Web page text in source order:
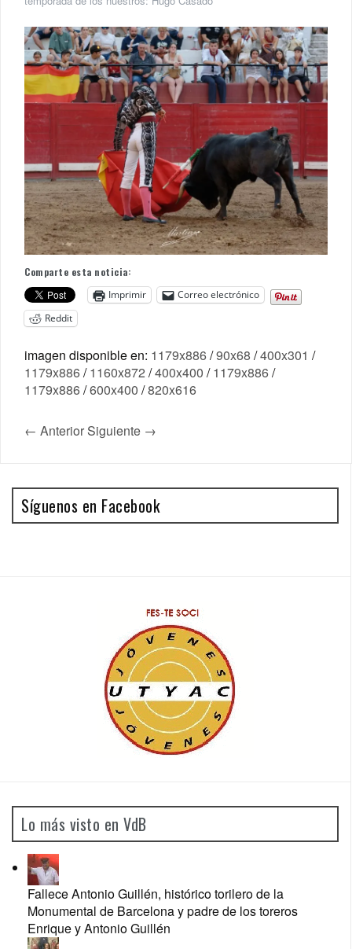
Comparte esta noticia:
Imprimir
Correo electrónico
Reddit
imagen disponible en: 1179x886/90x68 /400x301 /
1179x886/1160x872 /400x400 /1179x886/
1179x886/600x400 /820x616
← Anterior Siguiente →
Síguenos en Facebook
Lo más visto en VdB
Fallece Antonio Guillén, histórico torilero de la
Monumental de Barcelona y padre de los toreros
Enrique y Antonio Guillén